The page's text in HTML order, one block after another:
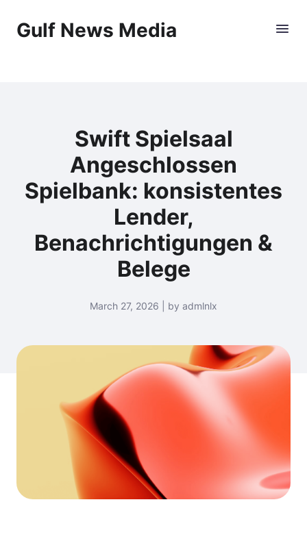
Gulf News Media
Swift Spielsaal
Angeschlossen
Spielbank: konsistentes
Lender,
Benachrichtigungen &
Belege
March 27, 2026 | by admlnlx